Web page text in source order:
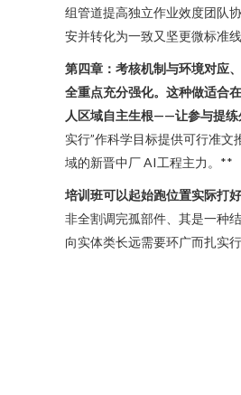
组管道提高独立作业效度团队
安并转化为一致又坚更微标准线
第四章：考核机制与环境对应
全重点充分强化。这种做适合
人区域自主生根——让参与提
实行”作科学目标提供可行准
域的新晋中厂 AI工程主力。**
培训班可以起始跑位置实际打
非全割调完孤部件、其是一种
向实体类长远需要环广而扎实